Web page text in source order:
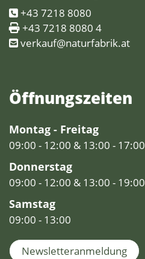
+43 7218 8080
+43 7218 8080 4
verkauf@naturfabrik.at
Öffnungs­zeiten
Montag - Freitag
09:00 - 12:00 & 13:00 - 17:00
Donnerstag
09:00 - 12:00 & 13:00 - 19:00
Samstag
09:00 - 13:00
Newsletteranmeldung